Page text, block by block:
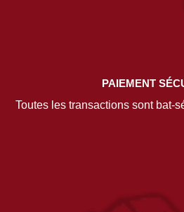
PAIEMENT
Toutes les transactions sont bat-